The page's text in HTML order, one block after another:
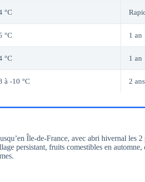
°C
°C 1 an
°C 1 an
à -10 °C
2 ans
Île-de-France, avec abri hivernal les 2
persistant, fruits comestibles en